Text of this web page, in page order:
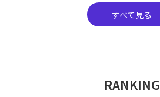
すべて見る
RANKING